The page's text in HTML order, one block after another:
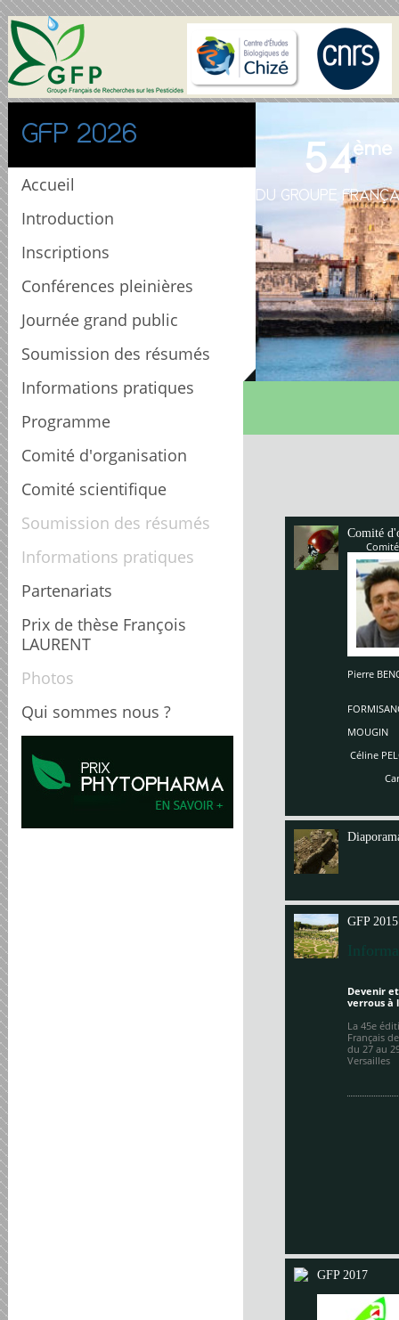
GFP 2026
Accueil
Introduction
Inscriptions
Conférences pleinières
Journée grand public
Soumission des résumés
Informations pratiques
Programme
Comité d'organisation
Comité scientifique
Soumission des résumés
Informations pratiques
Partenariats
Prix de thèse François
LAURENT
Photos
Qui sommes nous ?
54ème
DU GROUPE
Comité
Pierre
MOUGIN
Céline
Carole
GFP 2015
Devenir
verrous à
La 45e
Français
du 27 au
Versailles
GFP 2017